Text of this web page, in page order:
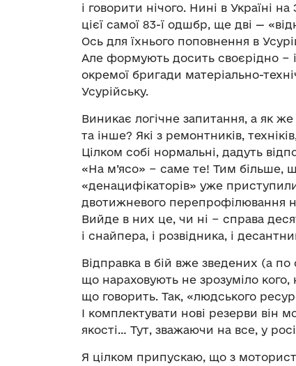
і говорити нічого. Нині в Україні
цієї самої 83-ї одшбр, ще дві —
Ось для їхнього поповнення в
Але формують досить своєрідно −
окремої бригади матеріально-
Усурійську.
Виникає логічне запитання, а як
та інше? Які з ремонтників,
Цілком собі нормальні, дадуть
«На м’ясо» − саме те! Тим більше,
«денацифікаторів» уже
двотижневого перепрофілювання
Вийде в них це, чи ні − справа
і снайпера, і розвідника, і
Відправка в бій вже зведених (а по
що нараховують не зрозуміло кого,
що говорить. Так, «людського
І комплектувати нові резерви він
якості… Тут, зважаючи на все, у
Я цілком припускаю, що з